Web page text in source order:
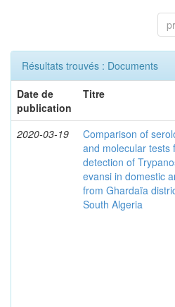
Résultats trouvés : Documents
Date de
publication
Titre
2020-03-19
Comparison of
and molecular tests
detection of
evansi in domestic
from Ghardaïa
South Algeria